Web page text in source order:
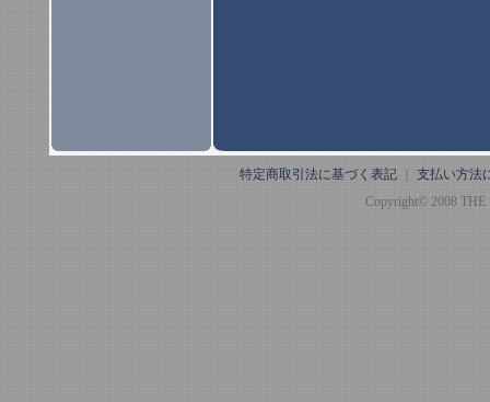
特定商取引法に基づく表記
支払い方法
Copyright© 2008 THE